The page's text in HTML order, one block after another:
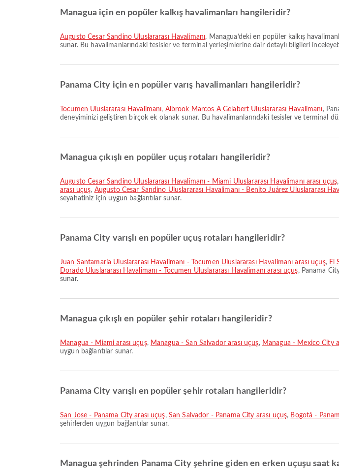
Managua için en popüler kalkış havalimanları hangileridir?
Augusto Cesar Sandino Uluslararası Havalimanı, Managua’deki en popüler kalkış
sunar. Bu havalimanlarındaki tesisler ve terminal yerleşimlerine dair detaylı bilgileri
Panama City için en popüler varış havalimanları hangileridir?
Tocumen Uluslararası Havalimanı, Albrook Marcos A Gelabert Uluslararası Havalimanı,
deneyiminizi geliştiren birçok ek olanak sunar. Bu havalimanlarındaki tesisler ve terminal
Managua çıkışlı en popüler uçuş rotaları hangileridir?
Augusto Cesar Sandino Uluslararası Havalimanı - Miami Uluslararası Havalimanı arası uçuş,
arası uçuş, Augusto Cesar Sandino Uluslararası Havalimanı - Benito Juárez Uluslararası
seyahatiniz için uygun bağlantılar sunar.
Panama City varışlı en popüler uçuş rotaları hangileridir?
Juan Santamaría Uluslararası Havalimanı - Tocumen Uluslararası Havalimanı arası uçuş, El
Dorado Uluslararası Havalimanı - Tocumen Uluslararası Havalimanı arası uçuş, Panama
sunar.
Managua çıkışlı en popüler şehir rotaları hangileridir?
Managua - Miami arası uçuş, Managua - San Salvador arası uçuş, Managua - Mexico City
uygun bağlantılar sunar.
Panama City varışlı en popüler şehir rotaları hangileridir?
San Jose - Panama City arası uçuş, San Salvador - Panama City arası uçuş, Bogotá -
şehirlerden uygun bağlantılar sunar.
Managua şehrinden Panama City şehrine giden en erken uçuşu saat